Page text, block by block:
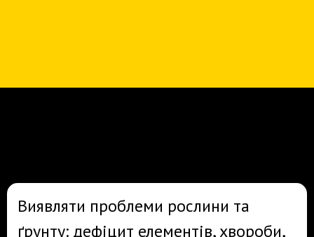
Виявляти проблеми рослини та
ґрунту: дефіцит елементів, хвороби,